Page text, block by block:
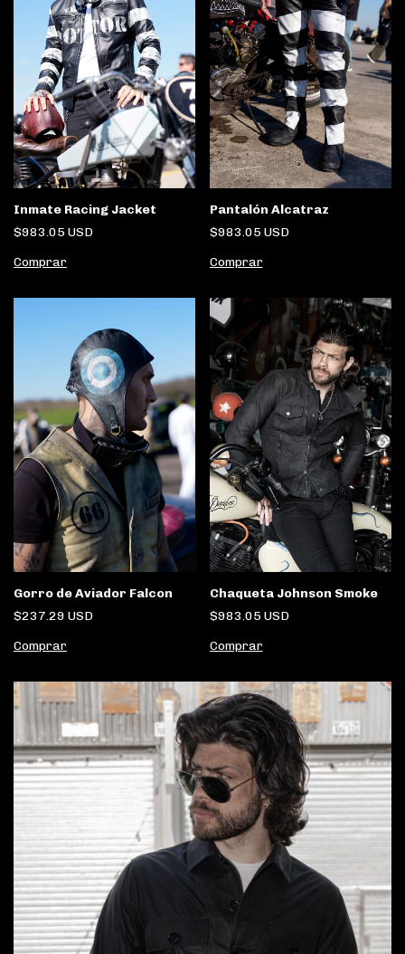
Inmate Racing Jacket
$983.05 USD
Comprar
Pantalón Alcatraz
$983.05 USD
Comprar
Gorro de Aviador Falcon
$237.29 USD
Chaqueta Johnson Smoke
$983.05 USD
Comprar